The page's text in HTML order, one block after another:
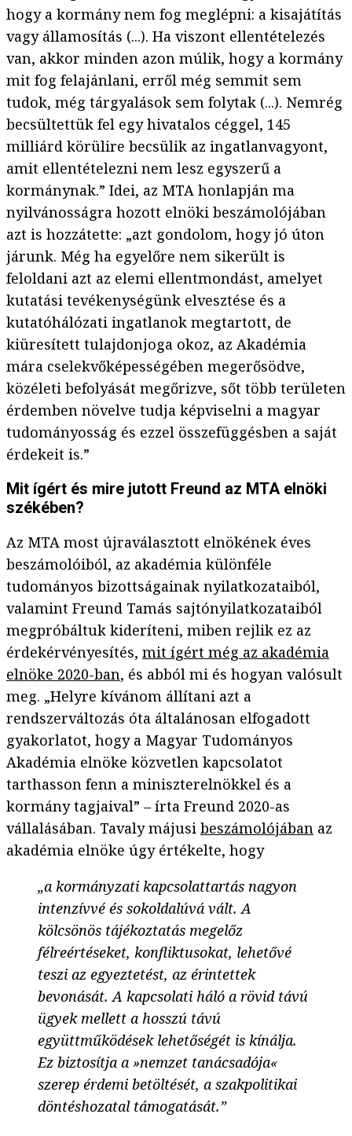
hogy a kormány nem fog meglépni: a kisajátítás
vagy államosítás (...). Ha viszont ellentételezés
van, akkor minden azon múlik, hogy a kormány
mit fog felajánlani, erről még semmit sem
tudok, még tárgyalások sem folytak (...). Nemrég
becsültettük fel egy hivatalos céggel, 145
milliárd körülire becsülik az ingatlanvagyont,
amit ellentételezni nem lesz egyszerű a
kormánynak.” Idei, az MTA honlapján ma
nyilvánosságra hozott elnöki beszámolójában
azt is hozzátette: „azt gondolom, hogy jó úton
járunk. Még ha egyelőre nem sikerült is
feloldani azt az elemi ellentmondást, amelyet
kutatási tevékenységünk elvesztése és a
kutatóhálózati ingatlanok megtartott, de
kiüresített tulajdonjoga okoz, az Akadémia
mára cselekvőképességében megerősödve,
közéleti befolyását megőrizve, sőt több területen
érdemben növelve tudja képviselni a magyar
tudományosság és ezzel összefüggésben a saját
érdekeit is.”
Mit ígért és mire jutott Freund az MTA elnöki
székében?
Az MTA most újraválasztott elnökének éves
beszámolóiból, az akadémia különféle
tudományos bizottságainak nyilatkozataiból,
valamint Freund Tamás sajtónyilatkozataiból
megpróbáltuk kideríteni, miben rejlik ez az
érdekérvényesítés, mit ígért még az akadémia
elnöke 2020-ban, és abból mi és hogyan valósult
meg. „Helyre kívánom állítani azt a
rendszerváltozás óta általánosan elfogadott
gyakorlatot, hogy a Magyar Tudományos
Akadémia elnöke közvetlen kapcsolatot
tarthasson fenn a miniszterelnökkel és a
kormány tagjaival” – írta Freund 2020-as
vállalásában. Tavaly májusi beszámolójában az
akadémia elnöke úgy értékelte, hogy
„a kormányzati kapcsolattartás nagyon
intenzívvé és sokoldalúvá vált. A
kölcsönös tájékoztatás megelőz
félreértéseket, konfliktusokat, lehetővé
teszi az egyeztetést, az érintettek
bevonását. A kapcsolati háló a rövid távú
ügyek mellett a hosszú távú
együttműködések lehetőségét is kínálja.
Ez biztosítja a »nemzet tanácsadója«
szerep érdemi betöltését, a szakpolitikai
döntéshozatal támogatását.”